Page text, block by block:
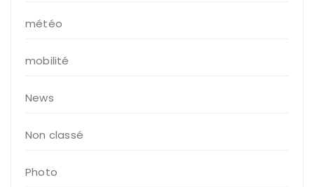
météo
mobilité
News
Non classé
Photo